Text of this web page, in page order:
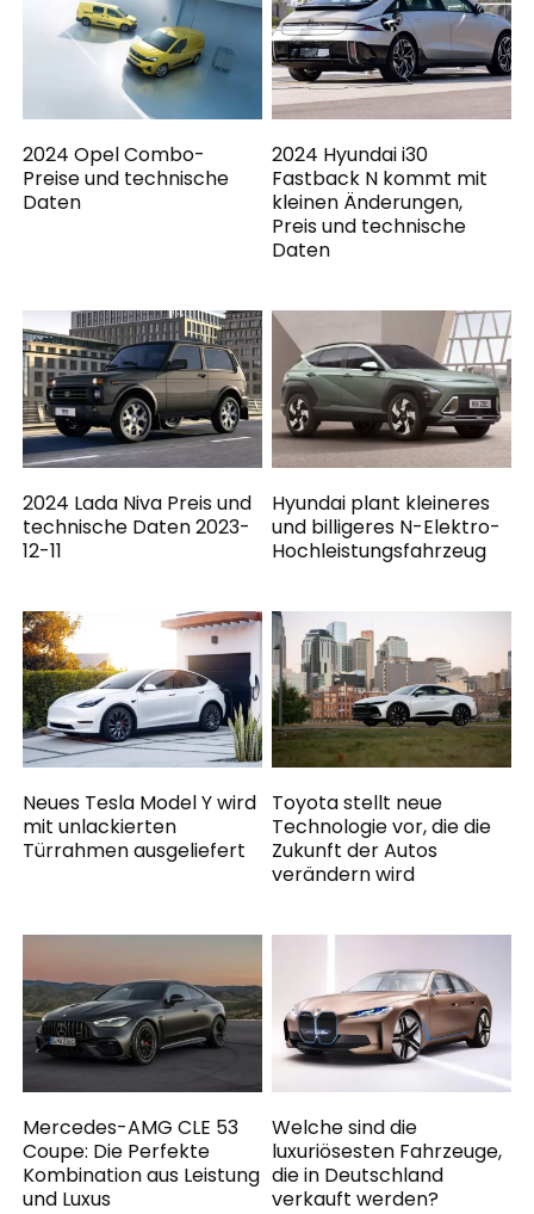
2024 Opel Combo-
Preise und technische
Daten
2024 Hyundai i30
Fastback N kommt mit
kleinen Änderungen,
Preis und technische
Daten
2024 Lada Niva Preis und
technische Daten 2023-
12-11
Hyundai plant kleineres
und billigeres N-Elektro-
Hochleistungsfahrzeug
Neues Tesla Model Y wird
mit unlackierten
Türrahmen ausgeliefert
Toyota stellt neue
Technologie vor, die die
Zukunft der Autos
verändern wird
Mercedes-AMG CLE 53
Coupe: Die Perfekte
Kombination aus Leistung
und Luxus
Welche sind die
luxuriösesten Fahrzeuge,
die in Deutschland
verkauft werden?